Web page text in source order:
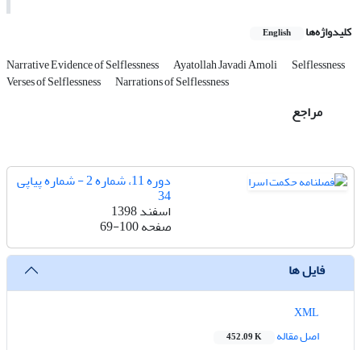
کلیدواژه‌ها English
Narrative Evidence of Selflessness Ayatollah Javadi Amoli Selflessness
Verses of Selflessness Narrations of Selflessness
مراجع
دوره 11، شماره 2 - شماره پیاپی
34
اسفند 1398
صفحه69-100
فایل ها
اصل مقاله
452.09 K